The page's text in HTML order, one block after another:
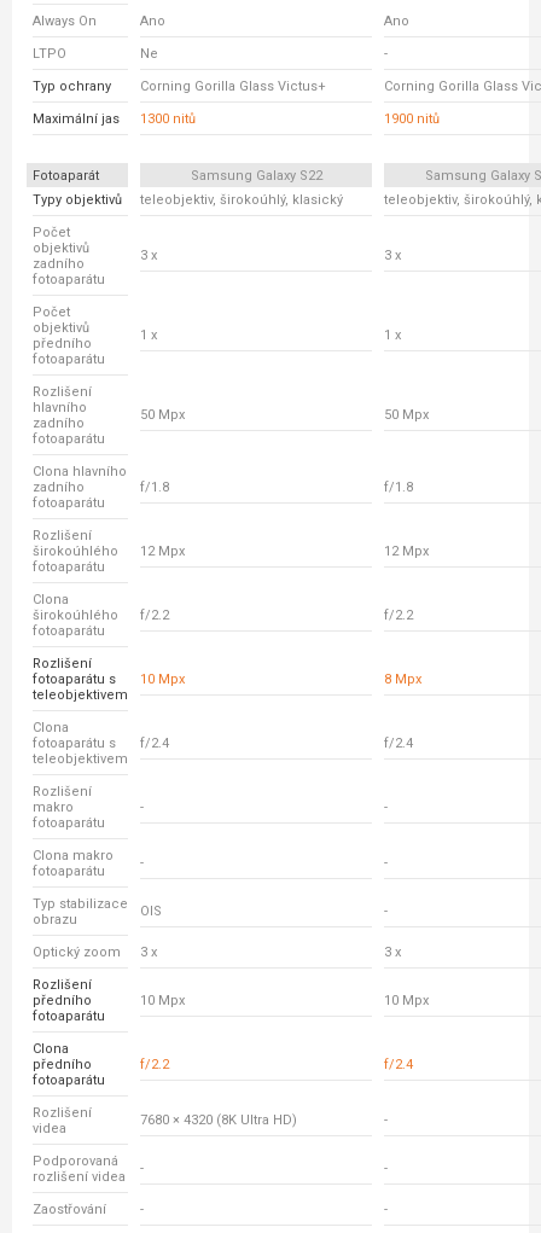
Always On Ano Ano
LTPO Ne -
Typ ochrany Corning Gorilla Glass Victus+ Corning Gorilla Glass
Maximální jas 1300 nitů 1900 nitů
Fotoaparát Samsung Galaxy S22
Samsung Galaxy
Typy objektivů
teleobjektiv, širokoúhlý, klasický teleobjektiv, širokoúhlý,
Počet
objektivů
zadního
fotoaparátu
3 x 3 x
Počet
objektivů
předního
fotoaparátu
1 x 1 x
Rozlišení
hlavního
zadního
fotoaparátu
50 Mpx 50 Mpx
Clona hlavního
zadního
fotoaparátu
f/1.8 f/1.8
Rozlišení
širokoúhlého
fotoaparátu
12 Mpx 12 Mpx
Clona
širokoúhlého
fotoaparátu
f/2.2 f/2.2
Rozlišení
fotoaparátu s
teleobjektivem
10 Mpx 8 Mpx
Clona
fotoaparátu s
teleobjektivem
f/2.4 f/2.4
Rozlišení
makro
fotoaparátu
- -
Clona makro
fotoaparátu
- -
Typ stabilizace
obrazu
OIS -
Optický zoom 3 x 3 x
Rozlišení
předního
fotoaparátu
10 Mpx 10 Mpx
Clona
předního
fotoaparátu
f/2.2 f/2.4
Rozlišení
videa
7680 × 4320 (8K Ultra HD) -
Podporovaná
rozlišení videa
- -
Zaostřování - -